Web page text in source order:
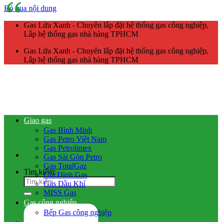
Bỏ qua nội dung
Gas Lửa Xanh - Chuyên lắp đặt hệ thống gas công nghiệp,
Lắp hệ thống gas nhà hàng TPHCM
Gas Lửa Xanh - Chuyên lắp đặt hệ thống gas công nghiệp,
Lắp hệ thống gas nhà hàng TPHCM
Tìm kiếm:
Giao gas
Gas Bình Minh
Gas Petro Việt Nam
Gas Petrolimex
Gas Sài Gòn Petro
Gas TotalGaz
Gia Đình Gas
Gas Dầu Khí
MISS Gas
Gas công nghiệp
Bếp Gas công nghiệp